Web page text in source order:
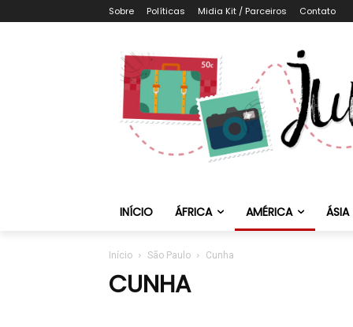
Sobre Políticas Midia Kit / Parceiros Contato
INÍCIO ÁFRICA AMÉRICA ÁSIA
Início São Paulo Cunha
CUNHA